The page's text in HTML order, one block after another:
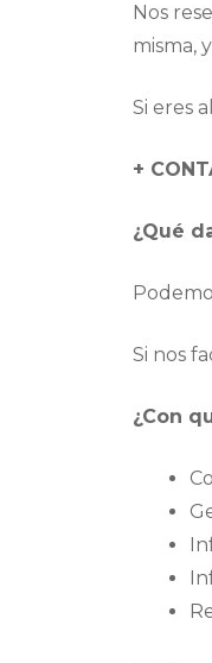
Nos
misma,
Si eres
+
¿Qué
Si nos
¿Con